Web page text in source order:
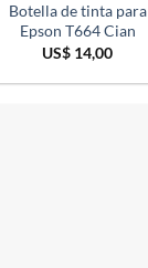
Botella de tinta para
Epson T664 Cian
US$ 14,00